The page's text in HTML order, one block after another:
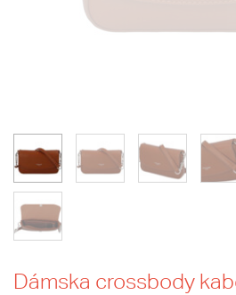
Dámska crossbody